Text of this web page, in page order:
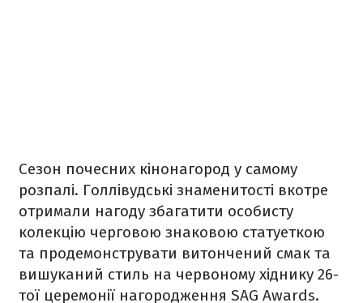
Сезон почесних кінонагород у самому
розпалі. Голлівудські знаменитості вкотре
отримали нагоду збагатити особисту
колекцію черговою знаковою статуеткою
та продемонструвати витончений смак та
вишуканий стиль на червоному хіднику 26-
тої церемонії нагородження SAG Awards.